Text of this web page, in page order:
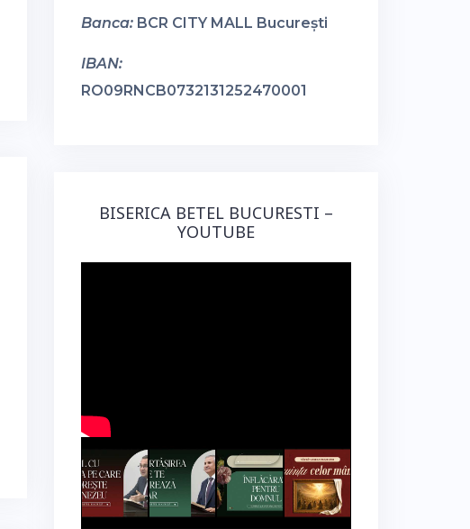
Banca: BCR CITY MALL București
IBAN:
RO09RNCB0732131252470001
BISERICA BETEL BUCURESTI –
YOUTUBE